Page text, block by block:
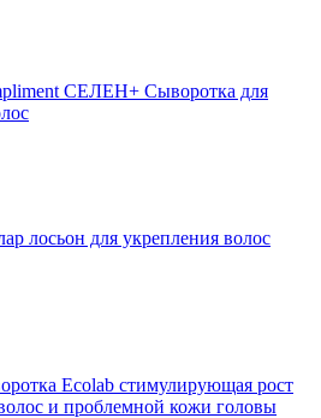
СЕЛЕН+ Сыворотка для
лосьон для укрепления волос
Ecolab стимулирующая рост
и проблемной кожи головы